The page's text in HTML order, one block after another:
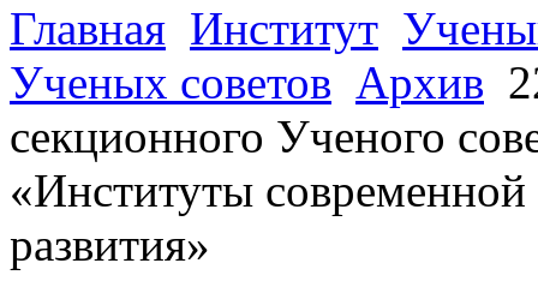
Главная Институт
Ученых советов Архив
секционного Ученого
«Институты
развития»